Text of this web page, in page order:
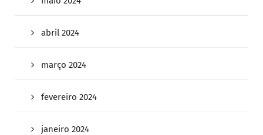
abril 2024
março 2024
fevereiro 2024
janeiro 2024